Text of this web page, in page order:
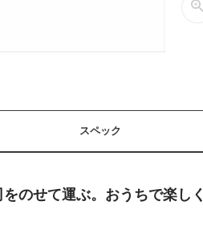
スペック
のせて運ぶ。おうちで楽しく